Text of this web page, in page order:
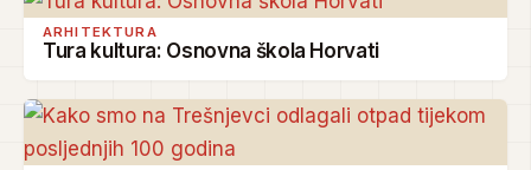
ARHITEKTURA
Tura kultura: Osnovna škola Horvati